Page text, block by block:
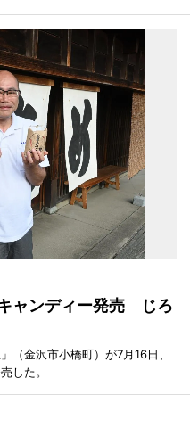
ャンディー発売 じろ
（金沢市小橋町）が7月16日、
した。